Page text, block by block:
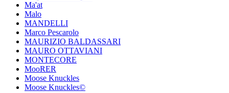
Ma'at
Malo
MANDELLI
Marco Pescarolo
MAURIZIO BALDASSARI
MAURO OTTAVIANI
MONTECORE
MooRER
Moose Knuckles
Moose Knuckles©️